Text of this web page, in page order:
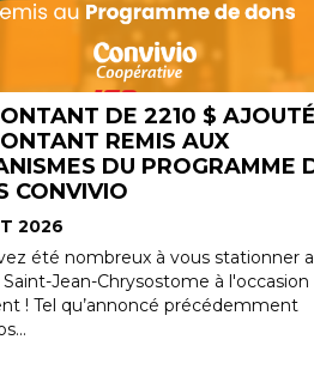
ALIMENTS DU
DANS MON PANIER EST
DE RETOUR !
2026
Les Aliments du Québec dans
revient! Du 10 au 30 août, le
Les Aliments du Québec dans
de retour. Cette année encore,...